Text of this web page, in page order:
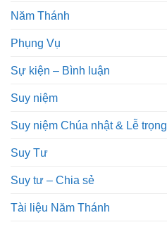
Năm Thánh
Phụng Vụ
Sự kiện – Bình luận
Suy niệm
Suy niệm Chúa nhật & Lễ trọng
Suy Tư
Suy tư – Chia sẻ
Tài liệu Năm Thánh